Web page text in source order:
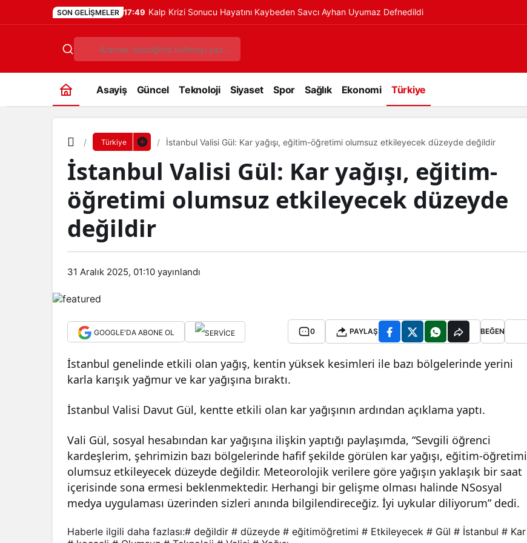
SON GELIŞMELER 17:49 Kalp Krizi Sonucu Hayatını Kaybeden Savcı Ayhan Uyumaz Defnedildi
Asayiş Güncel Teknoloji Siyaset Spor Sağlık Ekonomi Türkiye
Türkiye İstanbul Valisi Gül: Kar yağışı, eğitim-öğretimi olumsuz etkileyecek düzeyde değildir
İstanbul Valisi Gül: Kar yağışı, eğitim-
öğretimi olumsuz etkileyecek düzeyde
değildir
31 Aralık 2025, 01:10 yayınlandı
GOOGLE'DA ABONE OL 0 PAYLAŞ BEĞEN
İstanbul genelinde etkili olan yağış, kentin yüksek kesimleri ile bazı bölgelerinde yerini
karla karışık yağmur ve kar yağışına bıraktı.
İstanbul Valisi Davut Gül, kentte etkili olan kar yağışının ardından açıklama yaptı.
Vali Gül, sosyal hesabından kar yağışına ilişkin yaptığı paylaşımda, “Sevgili öğrenci
kardeşlerim, şehrimizin bazı bölgelerinde hafif şekilde görülen kar yağışı, eğitim-öğretimi
olumsuz etkileyecek düzeyde değildir. Meteorolojik verilere göre yağışın yaklaşık bir saat
içerisinde sona ermesi beklenmektedir. Herhangi bir gelişme olması halinde NSosyal
medya uygulaması üzerinden sizleri anında bilgilendireceğiz. İyi uykular diliyorum” dedi.
Haberle ilgili daha fazlası:# değildir # düzeyde # eğitimöğretimi # Etkileyecek # Gül # İstanbul # Kar